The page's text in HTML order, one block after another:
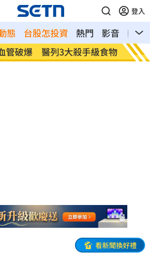
登入
態 台股怎投資 熱門 影音
熱搜
管破爆 醫列3大殺手級食物 受惠
看新聞換好禮